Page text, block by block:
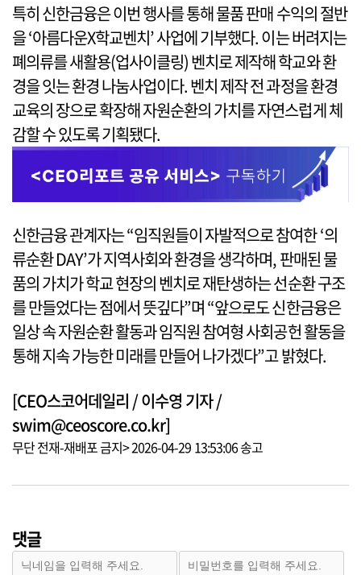
특히 신한금융은 이번 행사를 통해 물품 판매 수익의 절반
을 ‘아름다운X학교벤치’ 사업에 기부했다. 이는 버려지는
폐의류를 새활용(업사이클링) 벤치로 제작해 학교와 환
경을 잇는 환경 나눔사업이다. 벤치 제작 전 과정을 환경
교육의 장으로 확장해 자원순환의 가치를 자연스럽게 체
감할 수 있도록 기획됐다.
신한금융 관계자는 “임직원들이 자발적으로 참여한 ‘의
류순환 DAY’가 지역사회와 환경을 생각하며, 판매된 물
품의 가치가 학교 현장의 벤치로 재탄생하는 선순환 구조
를 만들었다는 점에서 뜻깊다”며 “앞으로도 신한금융은
일상 속 자원순환 활동과 임직원 참여형 사회공헌 활동을
통해 지속 가능한 미래를 만들어 나가겠다”고 밝혔다.
[CEO스코어데일리 / 이수영 기자 /
swim@ceoscore.co.kr]
무단 전재-재배포 금지> 2026-04-29 13:53:06 송고
댓글